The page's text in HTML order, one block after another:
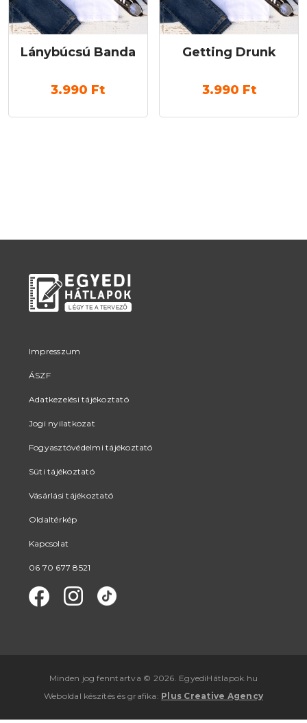
Lánybúcsú Banda
3.990 Ft
Getting Drunk
3.990 Ft
Impresszum
ÁSZF
Adatkezelési tájékoztató
Jogi nyilatkozat
Fogyasztóvédelmi tájékoztató
Süti tájékoztató
Vásárlási tájékoztató
Oldaltérkép
Kapcsolat
06 70 677 8521
Minden jog fenntartva © 2026. EgyediHátlapok.hu
Weboldal készítés ésgrafika : Plus Creative Agency